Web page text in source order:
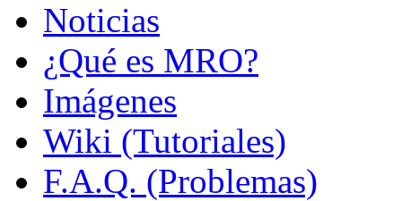
Noticias
¿Qué es MRO?
Imágenes
Wiki (Tutoriales)
F.A.Q. (Problemas)